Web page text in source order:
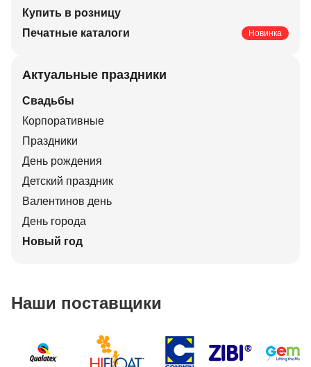
Купить в розницу
Печатные каталоги
Новинка
Актуальные праздники
Свадьбы
Корпоративные
Праздники
День рождения
Детский праздник
Валентинов день
День города
Новый год
Наши поставщики